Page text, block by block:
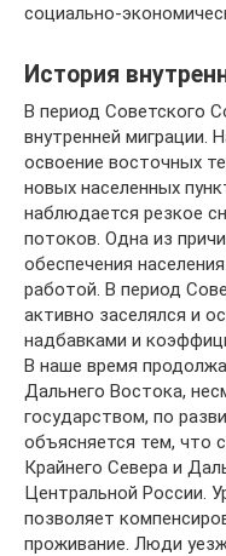
социально-
История
В период Советского
внутренней миграции.
освоение восточных
новых населенных
наблюдается резкое
потоков. Одна из
обеспечения
работой. В период
активно заселялся и
надбавками и
В наше время
Дальнего Востока,
государством, по
объясняется тем, что
Крайнего Севера и
Центральной России.
позволяет
проживание. Люди